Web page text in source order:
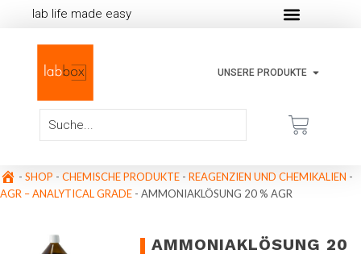
lab life made easy
UNSERE PRODUKTE
- SHOP - CHEMISCHE PRODUKTE - REAGENZIEN UND CHEMIKALIEN -
AGR – ANALYTICAL GRADE - AMMONIAKLÖSUNG 20 % AGR
AMMONIAKLÖSUNG 20